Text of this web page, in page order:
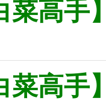
菜高手
菜高手